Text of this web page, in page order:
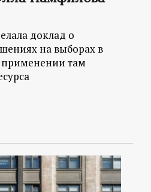
доклад о
на выборах в
применении там